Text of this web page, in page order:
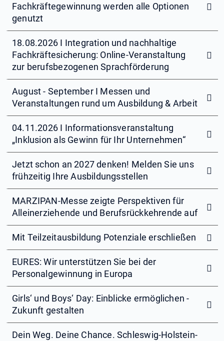
Fachkräftegewinnung werden alle Optionen
genutzt
18.08.2026 I Integration und nachhaltige
Fachkräftesicherung: Online-Veranstaltung
zur berufsbezogenen Sprachförderung
August - September I Messen und
Veranstaltungen rund um Ausbildung & Arbeit
04.11.2026 I Informationsveranstaltung
„Inklusion als Gewinn für Ihr Unternehmen“
Jetzt schon an 2027 denken! Melden Sie uns
frühzeitig Ihre Ausbildungsstellen
MARZIPAN-Messe zeigte Perspektiven für
Alleinerziehende und Berufsrückkehrende auf
Mit Teilzeitausbildung Potenziale erschließen
EURES: Wir unterstützen Sie bei der
Personalgewinnung in Europa
Girls‘ und Boys‘ Day: Einblicke ermöglichen -
Zukunft gestalten
Dein Weg. Deine Chance. Schleswig-Holstein-